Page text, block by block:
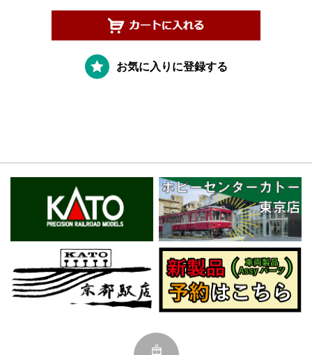
お気に入りに登録する